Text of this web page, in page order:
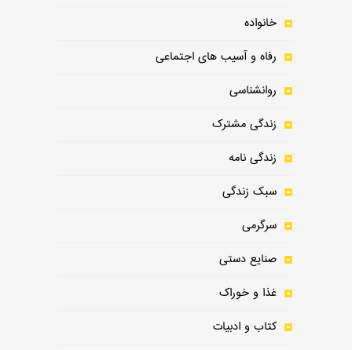
خانواده
رفاه و آسیب های اجتماعی
روانشناسی
زندگی مشترک
زندگی نامه
سبک زندگی
سرگرمی
صنایع دستی
غذا و خوراک
کتاب و ادبیات